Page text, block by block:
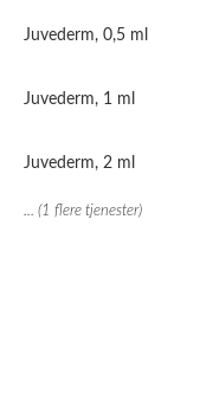
Juvederm, 0,5 ml
Juvederm, 1 ml
Juvederm, 2 ml
... (1 flere tjenester)